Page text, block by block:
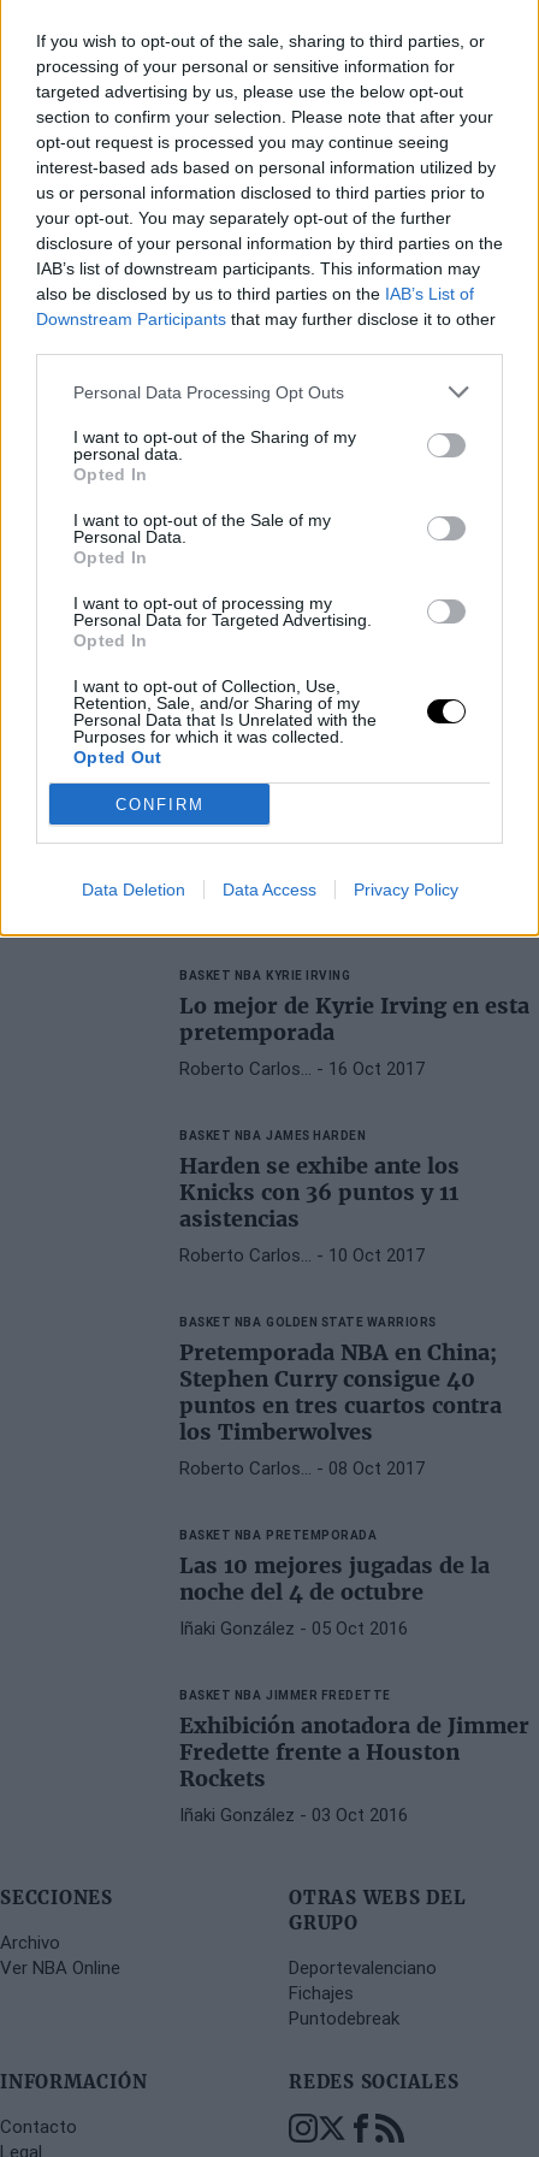
If you wish to opt-out of the sale, sharing to third parties, or
processing of your personal or sensitive information for
targeted advertising by us, please use the below opt-out
section to confirm your selection. Please note that after your
opt-out request is processed you may continue seeing
interest-based ads based on personal information utilized by
us or personal information disclosed to third parties prior to
your opt-out. You may separately opt-out of the further
disclosure of your personal information by third parties on the
IAB’s list of downstream participants. This information may
also be disclosed by us to third parties on the IAB’s List of
Downstream Participants that may further disclose it to other
Personal Data Processing Opt Outs
I want to opt-out of the Sharing of my
personal data.
Opted In
I want to opt-out of the Sale of my
Personal Data.
Opted In
I want to opt-out of processing my
Personal Data for Targeted Advertising.
Opted In
I want to opt-out of Collection, Use,
Retention, Sale, and/or Sharing of my
Personal Data that Is Unrelated with the
Purposes for which it was collected.
Opted Out
CONFIRM
Data Deletion Data Access Privacy Policy
BASKET NBA CORONAVIRUS
Las claves para entender el
regreso de la NBA 2019/20
Juan López- 03 Jun 2020
Mañana jueves la liga tomará una decisión
definitiva sobre el regreso de la competición,
aunque ya se han filtrado mucha
información al respecto
pretemporada 2017 de la NBA
Roberto Carlos… - 16 Oct 2017
BASKET NBA KYRIE IRVING
Lo mejor de Kyrie Irving en esta
pretemporada
Roberto Carlos… - 16 Oct 2017
BASKET NBA JAMES HARDEN
Harden se exhibe ante los
Knicks con 36 puntos y 11
asistencias
Roberto Carlos… - 10 Oct 2017
BASKET NBA GOLDEN STATE WARRIORS
Pretemporada NBA en China;
Stephen Curry consigue 40
puntos en tres cuartos contra
los Timberwolves
Roberto Carlos… - 08 Oct 2017
BASKET NBA PRETEMPORADA
Las 10 mejores jugadas de la
noche del 4 de octubre
Iñaki González - 05 Oct 2016
BASKET NBA JIMMER FREDETTE
Exhibición anotadora de Jimmer
Fredette frente a Houston
Rockets
Iñaki González - 03 Oct 2016
SECCIONES
Archivo
Ver NBA Online
OTRAS WEBS DEL
GRUPO
Deportevalenciano
Fichajes
Puntodebreak
INFORMACIÓN
Contacto
Legal
REDES SOCIALES